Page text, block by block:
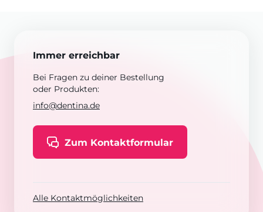
Immer erreichbar
Bei Fragen zu deiner Bestellung
oder Produkten:
info@dentina.de
Zum Kontaktformular
Alle Kontaktmöglichkeiten